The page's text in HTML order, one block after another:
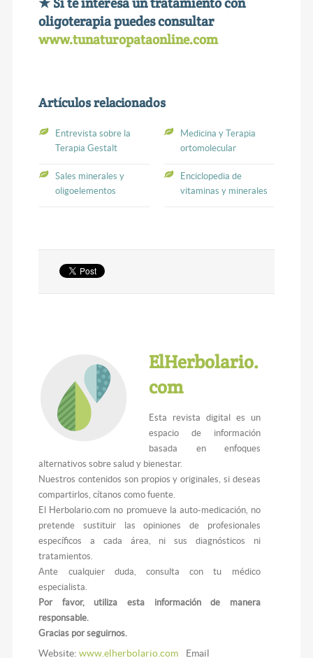
oligoterapia puedes consultar
www.tunaturopataonline.com
Artículos relacionados
Entrevista sobre la
Terapia Gestalt
Medicina y Terapia
ortomolecular
Sales minerales y
oligoelementos
Enciclopedia de
vitaminas y minerales
ElHerbolario.
com
Esta revista digital es un
espacio de información
basada en enfoques
alternativos sobre salud y bienestar.
Nuestros contenidos son propios y originales, si deseas
compartirlos, cítanos como fuente.
El Herbolario.com no promueve la auto-medicación, no
pretende sustituir las opiniones de profesionales
específicos a cada área, ni sus diagnósticos ni
tratamientos.
Ante cualquier duda, consulta con tu médico
especialista.
Por favor, utiliza esta información de manera
responsable.
Gracias por seguirnos.
Website:www.elherbolario.com Email